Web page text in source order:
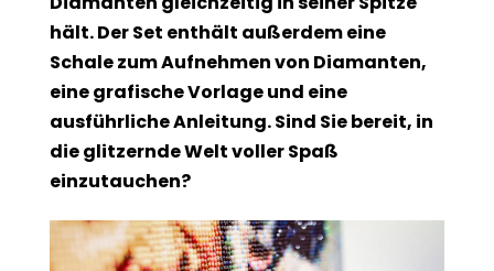
hält. Der Set enthält außerdem eine
Schale zum Aufnehmen von Diamanten,
eine grafische Vorlage und eine
ausführliche Anleitung. Sind Sie bereit, in
die glitzernde Welt voller Spaß
einzutauchen?